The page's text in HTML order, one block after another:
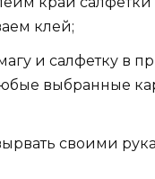
клей;
и салфетку в
выбранные
своими